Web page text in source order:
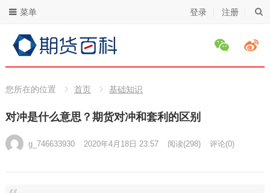
登录 注册
菜单
您所在的位置 首页 基础知识
对冲是什么意思？期货对冲和套利的区别
g_746633930 2020年4月18日 23:57 阅读(298) 评论(0)